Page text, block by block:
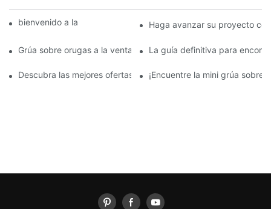
bienvenido a la máquina mundial Haga avanzar su proyecto
Grúa sobre orugas a la venta: encuentre hoy su maquinaria
La guía definitiva para
Descubra las mejores ofertas en grúas sobre orugas a la venta
¡Encuentre la mini grúa